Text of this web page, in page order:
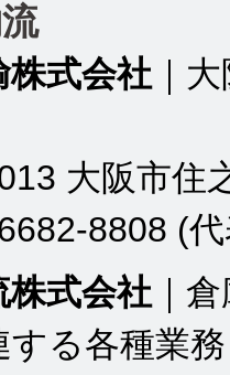
株式会社 ｜
大阪市住
8808 (
株式会社 ｜
する各種業務